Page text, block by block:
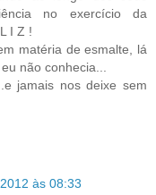
no exercício da
I Z !
matéria de esmalte, lá
não conhecia...
jamais nos deixe sem
às 08:33